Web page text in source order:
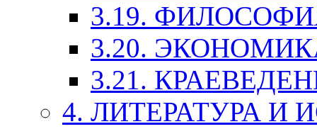
3.19.
3.20.
3.21.
4. ЛИТЕРАТУРА И